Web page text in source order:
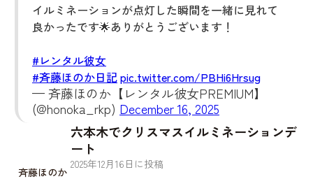
イルミネーションが点灯した瞬間を一緒に見れて
良かったです🌟ありがとうございます！
#レンタル彼女
#斉藤ほのか日記pic.twitter.com/PBHi6Hrsug
— 斉藤ほのか【レンタル彼女PREMIUM】
(@honoka_rkp) December 16, 2025
斉藤ほのか
六本木でクリスマスイルミネーションデ
ート
2025年12月 16 日に投稿